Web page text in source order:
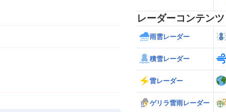
レーダーコンテンツ
雨雲レーダー
積雪レーダー
雷レーダー
ゲリラ雷雨レーダー